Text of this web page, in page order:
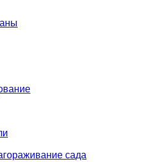
сада